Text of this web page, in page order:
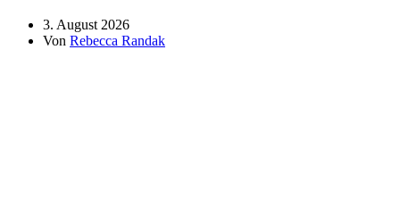
3. August 2026
Von Rebecca Randak